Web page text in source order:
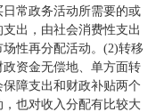
常政务活动所需要的或
出，由社会消费性支出
性再分配活动。(2)转移
资金无偿地、单方面转
障支出和财政补贴两个
也对收入分配有比较大